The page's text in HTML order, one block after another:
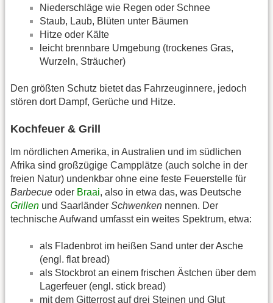
Niederschläge wie Regen oder Schnee
Staub, Laub, Blüten unter Bäumen
Hitze oder Kälte
leicht brennbare Umgebung (trockenes Gras,
Wurzeln, Sträucher)
Den größten Schutz bietet das Fahrzeuginnere, jedoch
stören dort Dampf, Gerüche und Hitze.
Kochfeuer & Grill
Im nördlichen Amerika, in Australien und im südlichen
Afrika sind großzügige Campplätze (auch solche in der
freien Natur) undenkbar ohne eine feste Feuerstelle für
Barbecue oder Braai, also in etwa das, was Deutsche
Grillen und Saarländer Schwenken nennen. Der
technische Aufwand umfasst ein weites Spektrum, etwa:
als Fladenbrot im heißen Sand unter der Asche
(engl. flat bread)
als Stockbrot an einem frischen Ästchen über dem
Lagerfeuer (engl. stick bread)
mit dem Gitterrost auf drei Steinen und Glut